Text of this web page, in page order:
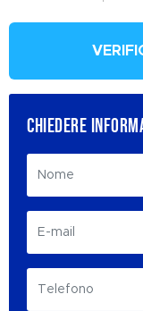
CHIEDERE